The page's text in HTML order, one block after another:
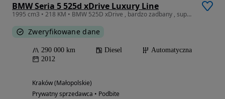
BMW Seria 5 525d xDrive Luxury Line
1995 cm3 • 218 KM • BMW 525D xDrive , bardzo zadbany , super wyposażony
Zweryfikowane dane
290 000 km Diesel
Automatyczna
2012
Kraków (Małopolskie)
Prywatny sprzedawca • Podbite